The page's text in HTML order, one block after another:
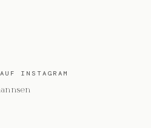
INSTAGRAM